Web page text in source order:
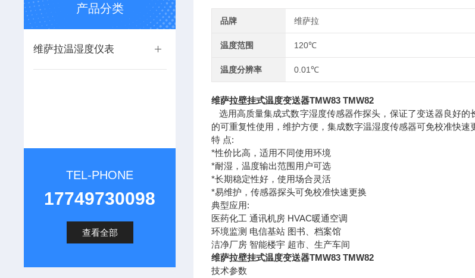
产品分类
维萨拉温湿度仪表
TEL-PHONE
17749730098
查看全部
品牌 维萨拉
温度范围 120℃
温度分辨率 0.01℃
维萨拉壁挂式温度变送器TMW83 TMW82
选用高质量集成式数字湿度传感器作探头，保证了变送器良好
的可重复性使用，维护方便，集成数字温湿度传感器可免校准快速
特 点:
*性价比高，适用不同使用环境
*耐湿，温度输出范围用户可选
*长期稳定性好，使用场合灵活
*易维护，传感器探头可免校准快速更换
典型应用:
医药化工 通讯机房 HVAC暖通空调
环境监测 电信基站 图书、档案馆
洁净厂房 智能楼宇 超市、生产车间
维萨拉壁挂式温度变送器TMW83 TMW82
技术参数